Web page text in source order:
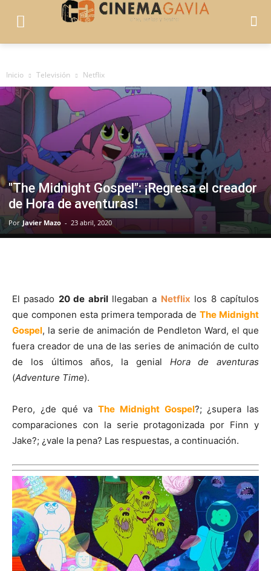
Inicio Televisión Netflix
"The Midnight Gospel": ¡Regresa el creador
de Hora de aventuras!
Por Javier Mazo - 23 abril, 2020
El pasado 20 de abrilllegaban a Netflix los 8 capítulos
que componen esta primera temporada de The Midnight
Gospel, la serie de animación de Pendleton Ward, el que
fuera creador de una de las series de animación de culto
de los últimos años, la genial Hora de aventuras
(Adventure Time).
Pero, ¿de qué va The Midnight Gospel?; ¿supera las
comparaciones con la serie protagonizada por Finn y
Jake?; ¿vale la pena? Las respuestas, a continuación.